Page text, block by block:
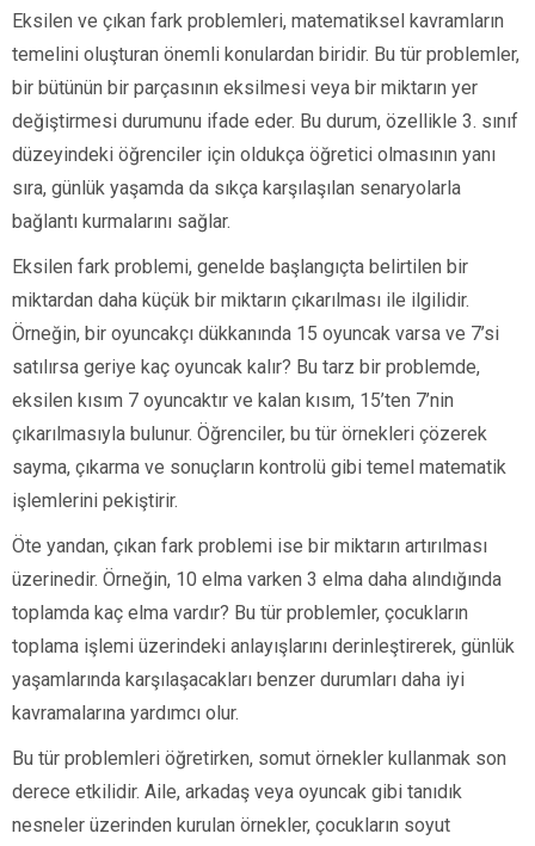
Eksilen ve çıkan fark problemleri, matematiksel kavramların
temelini oluşturan önemli konulardan biridir. Bu tür problemler,
bir bütünün bir parçasının eksilmesi veya bir miktarın yer
değiştirmesi durumunu ifade eder. Bu durum, özellikle 3. sınıf
düzeyindeki öğrenciler için oldukça öğretici olmasının yanı
sıra, günlük yaşamda da sıkça karşılaşılan senaryolarla
bağlantı kurmalarını sağlar.
Eksilen fark problemi, genelde başlangıçta belirtilen bir
miktardan daha küçük bir miktarın çıkarılması ile ilgilidir.
Örneğin, bir oyuncakçı dükkanında 15 oyuncak varsa ve 7’si
satılırsa geriye kaç oyuncak kalır? Bu tarz bir problemde,
eksilen kısım 7 oyuncaktır ve kalan kısım, 15’ten 7’nin
çıkarılmasıyla bulunur. Öğrenciler, bu tür örnekleri çözerek
sayma, çıkarma ve sonuçların kontrolü gibi temel matematik
işlemlerini pekiştirir.
Öte yandan, çıkan fark problemi ise bir miktarın artırılması
üzerinedir. Örneğin, 10 elma varken 3 elma daha alındığında
toplamda kaç elma vardır? Bu tür problemler, çocukların
toplama işlemi üzerindeki anlayışlarını derinleştirerek, günlük
yaşamlarında karşılaşacakları benzer durumları daha iyi
kavramalarına yardımcı olur.
Bu tür problemleri öğretirken, somut örnekler kullanmak son
derece etkilidir. Aile, arkadaş veya oyuncak gibi tanıdık
nesneler üzerinden kurulan örnekler, çocukların soyut